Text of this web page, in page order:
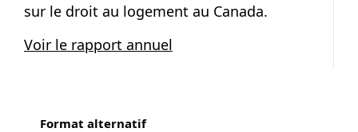
sur le droit au logement au Canada.
Voir le rapport annuel
Format alternatif